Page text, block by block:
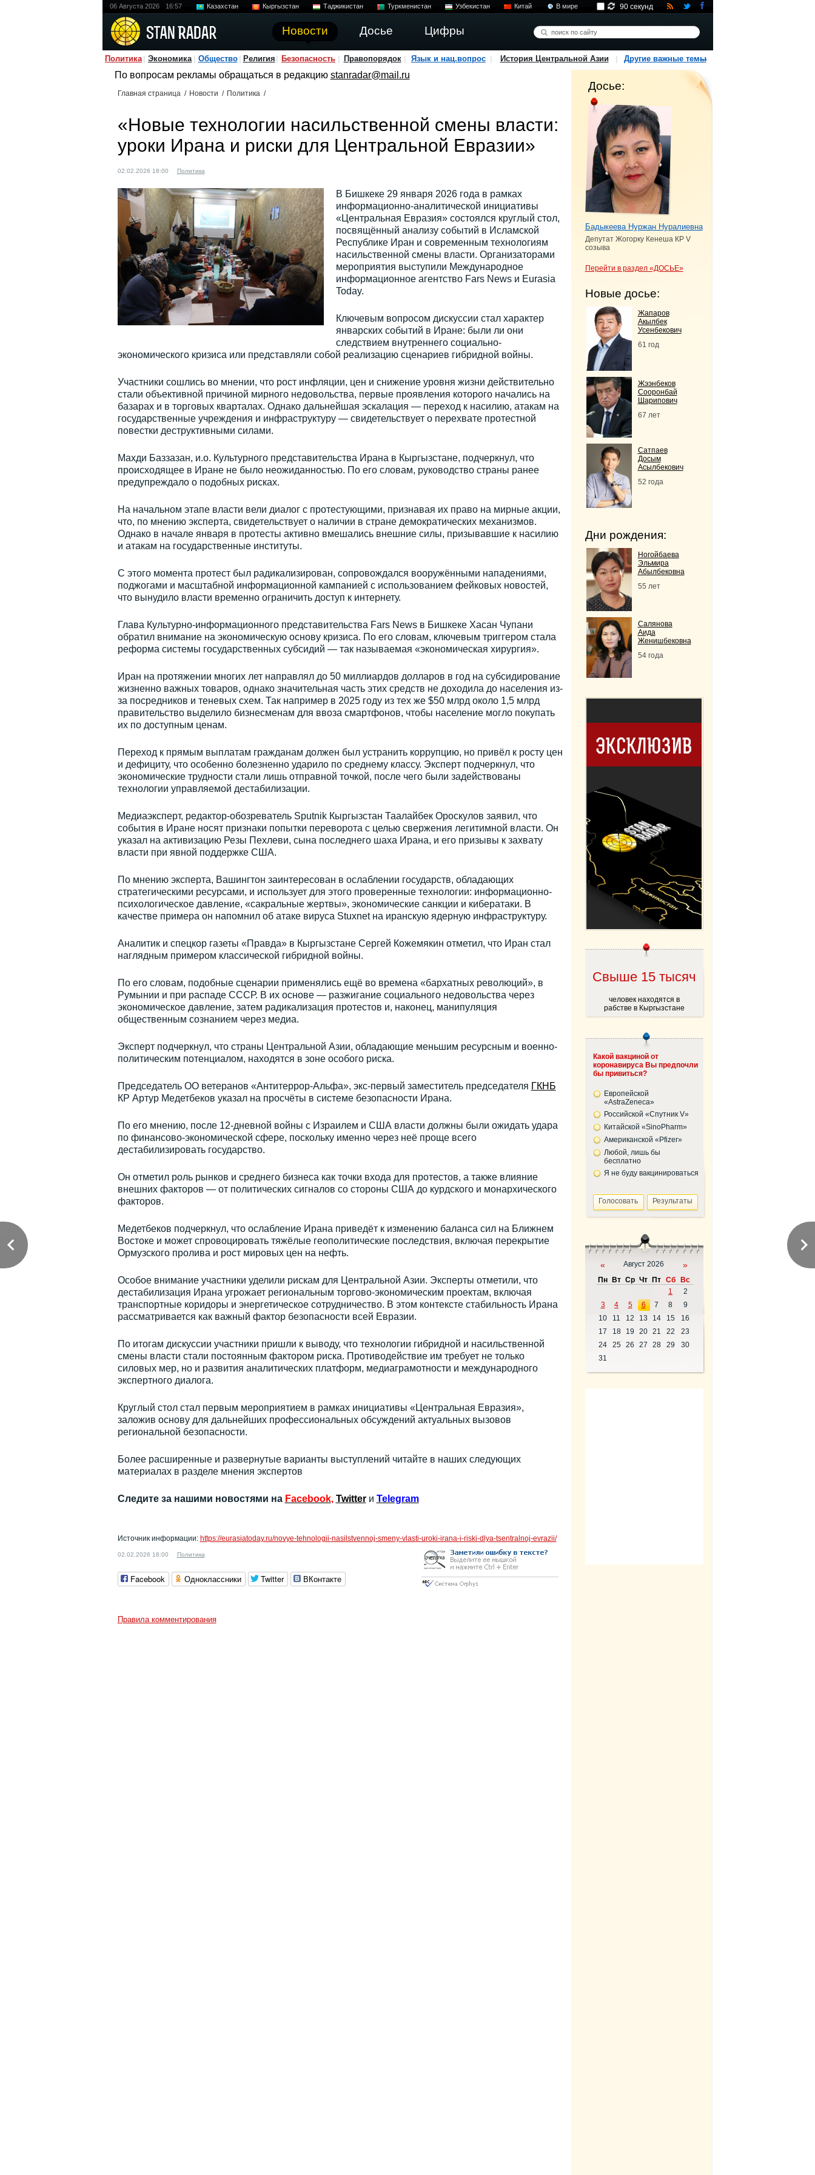
06 Августа 2026 16:57 Казахстан Кыргызстан Таджикистан Туркменистан Узбекистан Китай В мире
Новости Досье Цифры
90 секунд
Политика Экономика Общество Религия Безопасность Правопорядок Язык и нац.вопрос История Центральной Азии Другие важные темы
По вопросам рекламы обращаться в редакцию stanradar@mail.ru
Главная страница / Новости / Политика /
«Новые технологии насильственной смены власти:
уроки Ирана и риски для Центральной Евразии»
02.02.2026 18:00 Политика
В Бишкеке 29 января 2026 года в рамках
информационно-аналитической инициативы
«Центральная Евразия» состоялся круглый стол,
посвящённый анализу событий в Исламской
Республике Иран и современным технологиям
насильственной смены власти. Организаторами
мероприятия выступили Международное
информационное агентство Fars News и Eurasia
Today.
Ключевым вопросом дискуссии стал характер
январских событий в Иране: были ли они
следствием внутреннего социально-
экономического кризиса или представляли собой реализацию сценариев гибридной войны.
Участники сошлись во мнении, что рост инфляции, цен и снижение уровня жизни действительно
стали объективной причиной мирного недовольства, первые проявления которого начались на
базарах и в торговых кварталах. Однако дальнейшая эскалация — переход к насилию, атакам на
государственные учреждения и инфраструктуру — свидетельствует о перехвате протестной
повестки деструктивными силами.
Махди Баззазан, и.о. Культурного представительства Ирана в Кыргызстане, подчеркнул, что
происходящее в Иране не было неожиданностью. По его словам, руководство страны ранее
предупреждало о подобных рисках.
На начальном этапе власти вели диалог с протестующими, признавая их право на мирные акции,
что, по мнению эксперта, свидетельствует о наличии в стране демократических механизмов.
Однако в начале января в протесты активно вмешались внешние силы, призывавшие к насилию
и атакам на государственные институты.
С этого момента протест был радикализирован, сопровождался вооружёнными нападениями,
поджогами и масштабной информационной кампанией с использованием фейковых новостей,
что вынудило власти временно ограничить доступ к интернету.
Глава Культурно-информационного представительства Fars News в Бишкеке Хасан Чупани
обратил внимание на экономическую основу кризиса. По его словам, ключевым триггером стала
реформа системы государственных субсидий — так называемая «экономическая хирургия».
Иран на протяжении многих лет направлял до 50 миллиардов долларов в год на субсидирование
жизненно важных товаров, однако значительная часть этих средств не доходила до населения из-
за посредников и теневых схем. Так например в 2025 году из тех же $50 млрд около 1,5 млрд
правительство выделило бизнесменам для ввоза смартфонов, чтобы население могло покупать
их по доступным ценам.
Переход к прямым выплатам гражданам должен был устранить коррупцию, но привёл к росту цен
и дефициту, что особенно болезненно ударило по среднему классу. Эксперт подчеркнул, что
экономические трудности стали лишь отправной точкой, после чего были задействованы
технологии управляемой дестабилизации.
Медиаэксперт, редактор-обозреватель Sputnik Кыргызстан Таалайбек Ороскулов заявил, что
события в Иране носят признаки попытки переворота с целью свержения легитимной власти. Он
указал на активизацию Резы Пехлеви, сына последнего шаха Ирана, и его призывы к захвату
власти при явной поддержке США.
По мнению эксперта, Вашингтон заинтересован в ослаблении государств, обладающих
стратегическими ресурсами, и использует для этого проверенные технологии: информационно-
психологическое давление, «сакральные жертвы», экономические санкции и кибератаки. В
качестве примера он напомнил об атаке вируса Stuxnet на иранскую ядерную инфраструктуру.
Аналитик и спецкор газеты «Правда» в Кыргызстане Сергей Кожемякин отметил, что Иран стал
наглядным примером классической гибридной войны.
По его словам, подобные сценарии применялись ещё во времена «бархатных революций», в
Румынии и при распаде СССР. В их основе — разжигание социального недовольства через
экономическое давление, затем радикализация протестов и, наконец, манипуляция
общественным сознанием через медиа.
Эксперт подчеркнул, что страны Центральной Азии, обладающие меньшим ресурсным и военно-
политическим потенциалом, находятся в зоне особого риска.
Председатель ОО ветеранов «Антитеррор-Альфа», экс-первый заместитель председателя ГКНБ
КР Артур Медетбеков указал на просчёты в системе безопасности Ирана.
По его мнению, после 12-дневной войны с Израилем и США власти должны были ожидать удара
по финансово-экономической сфере, поскольку именно через неё проще всего
дестабилизировать государство.
Он отметил роль рынков и среднего бизнеса как точки входа для протестов, а также влияние
внешних факторов — от политических сигналов со стороны США до курдского и монархического
факторов.
Медетбеков подчеркнул, что ослабление Ирана приведёт к изменению баланса сил на Ближнем
Востоке и может спровоцировать тяжёлые геополитические последствия, включая перекрытие
Ормузского пролива и рост мировых цен на нефть.
Особое внимание участники уделили рискам для Центральной Азии. Эксперты отметили, что
дестабилизация Ирана угрожает региональным торгово-экономическим проектам, включая
транспортные коридоры и энергетическое сотрудничество. В этом контексте стабильность Ирана
рассматривается как важный фактор безопасности всей Евразии.
По итогам дискуссии участники пришли к выводу, что технологии гибридной и насильственной
смены власти стали постоянным фактором риска. Противодействие им требует не только
силовых мер, но и развития аналитических платформ, медиаграмотности и международного
экспертного диалога.
Круглый стол стал первым мероприятием в рамках инициативы «Центральная Евразия»,
заложив основу для дальнейших профессиональных обсуждений актуальных вызовов
региональной безопасности.
Более расширенные и развернутые варианты выступлений читайте в наших следующих
материалах в разделе мнения экспертов
Следите за нашими новостями на Facebook, Twitter и Telegram
Источник информации: https://eurasiatoday.ru/novye-tehnologii-nasilstvennoj-smeny-vlasti-uroki-irana-i-riski-dlya-tsentralnoj-evrazii/
02.02.2026 18:00 Политика
Facebook Одноклассники Twitter ВКонтакте
Правила комментирования
Досье:
Бадыкеева Нуржан Нуралиевна
Депутат Жогорку Кенеша КР V
созыва
Перейти в раздел «ДОСЬЕ»
Новые досье:
Жапаров
Акылбек
Усенбекович
61 год
Жээнбеков
Сооронбай
Шарипович
67 лет
Сатпаев
Досым
Асылбекович
52 года
Дни рождения:
Ногойбаева
Эльмира
Абылбековна
55 лет
Салянова
Аида
Женишбековна
54 года
Свыше 15 тысяч
человек находятся в
рабстве в Кыргызстане
Какой вакциной от
коронавируса Вы предпочли
бы привиться?
Европейской
«AstraZeneca»
Российской «Спутник V»
Китайской «SinoPharm»
Американской «Pfizer»
Любой, лишь бы
бесплатно
Я не буду вакцинироваться
« Август 2026 »
Пн Вт Ср Чт Пт Сб
Вс
1
2
3
4 5 6 7 8
9
10
11 12 13 14 15
16
17
18 19 20 21 22
23
24
25 26 27 28 29
30
31